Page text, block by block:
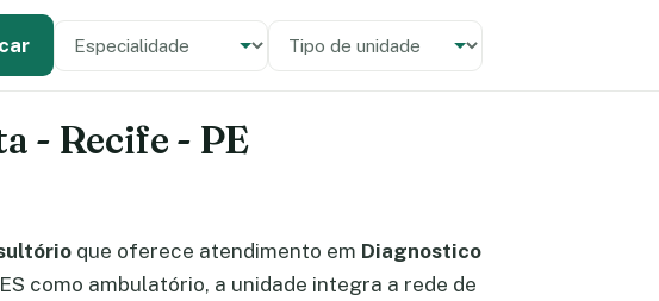
Especialidade
Tipo de unidade
- Recife - PE
que oferece atendimento em Diagnostico
como ambulatório, a unidade integra a rede de